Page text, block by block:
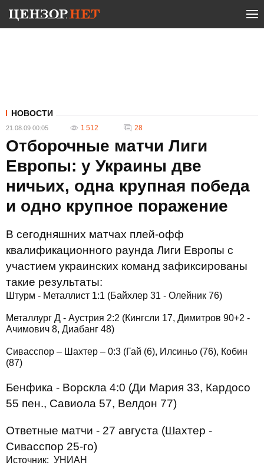
НОВОСТИ
21.08.09 00:05 1 512 28
Отборочные матчи Лиги
Европы: у Украины две
ничьих, одна крупная победа
и одно крупное поражение
В сегодняшних матчах плей-офф
квалификационного раунда Лиги Европы с
участием украинских команд зафиксированы
такие результаты:
Штурм - Металлист 1:1 (Байхлер 31 - Олейник 76)
Металлург Д - Аустрия 2:2 (Кингсли 17, Димитров 90+2 -
Ачимович 8, Диабанг 48)
Сивасспор – Шахтер – 0:3 (Гай (6), Илсиньо (76), Кобин
(87)
Бенфика - Ворскла 4:0 (Ди Мария 33, Кардосо
55 пен., Савиола 57, Велдон 77)
Ответные матчи - 27 августа (Шахтер -
Сивасспор 25-го)
Источник: УНИАН